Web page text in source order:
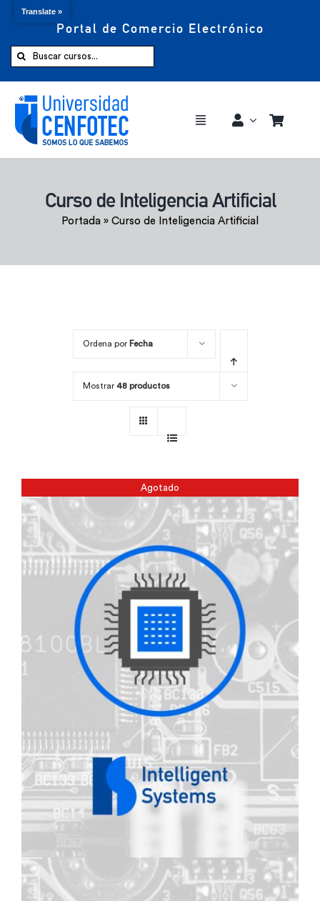
Portal de Comercio Electrónico
Buscar:
Toggle
Comprar ahora
Curso de Inteligencia Artificial
Portada » Curso de Inteligencia Artificial
Ordena por Fecha
Mostrar 48 productos
Agotado
Translate »